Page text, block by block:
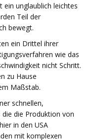
ein unglaublich leichtes
Teil der
bewegt.
ein Drittel ihrer
wie das
nicht Schritt.
zu Hause
Maßstab.
schnellen,
die Produktion von
in den USA
mit komplexen